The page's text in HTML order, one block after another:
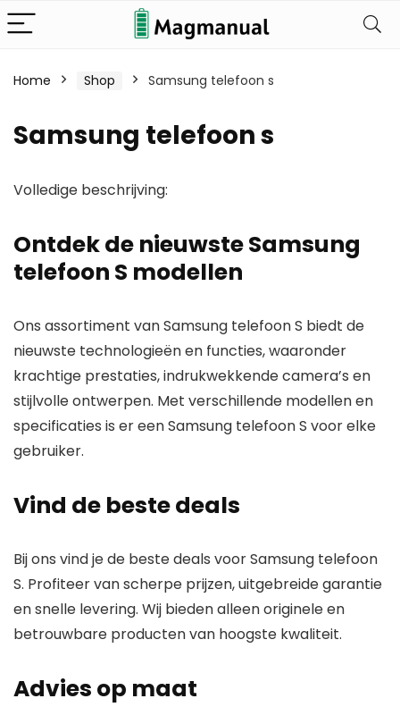
Home Shop Samsung telefoon s
Samsung telefoon s
Volledige beschrijving:
Ontdek de nieuwste Samsung
telefoon S modellen
Ons assortiment van Samsung telefoon S biedt de
nieuwste technologieën en functies, waaronder
krachtige prestaties,indrukwekkende camera’s en
stijlvolle ontwerpen. Met verschillende modellen en
specificaties is er een Samsung telefoon S voor elke
gebruiker.
Vind de beste deals
Bij ons vind je de beste deals voor Samsung telefoon
S. Profiteer vanscherpe prijzen,uitgebreide garantie
ensnelle levering. Wij bieden alleenorigineleen
betrouwbare producten van hoogste kwaliteit.
Advies op maat